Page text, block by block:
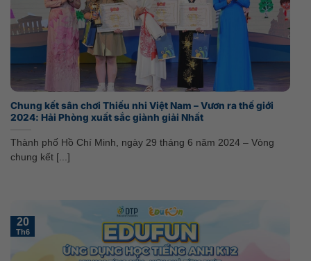
Chung kết sân chơi Thiếu nhi Việt Nam – Vươn ra thế giới
2024: Hải Phòng xuất sắc giành giải Nhất
Thành phố Hồ Chí Minh, ngày 29 tháng 6 năm 2024 – Vòng
chung kết [...]
20
Th6